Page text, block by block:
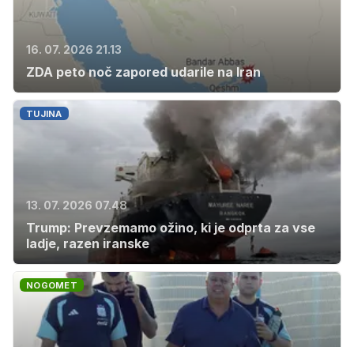
16. 07. 2026 21.13
ZDA peto noč zapored udarile na Iran
TUJINA
13. 07. 2026 07.48
Trump: Prevzemamo ožino, ki je odprta za vse
ladje, razen iranske
NOGOMET